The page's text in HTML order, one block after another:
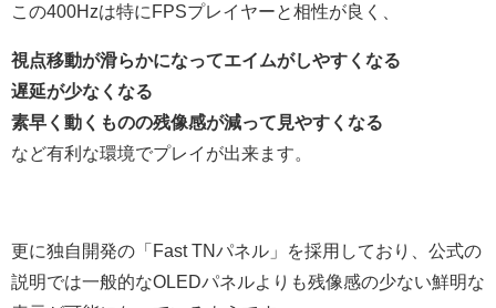
この400Hzは特にFPSプレイヤーと相性が良く、
視点移動が滑らかになってエイムがしやすくなる
遅延が少なくなる
素早く動くものの残像感が減って見やすくなる
など有利な環境でプレイが出来ます。
更に独自開発の「Fast TNパネル」を採用しており、公式の
説明では一般的なOLEDパネルよりも残像感の少ない鮮明な